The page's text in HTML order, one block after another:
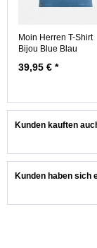
Moin Herren T-Shirt
Bijou Blue Blau
39,95 € *
Kunden kauften
Kunden haben sich